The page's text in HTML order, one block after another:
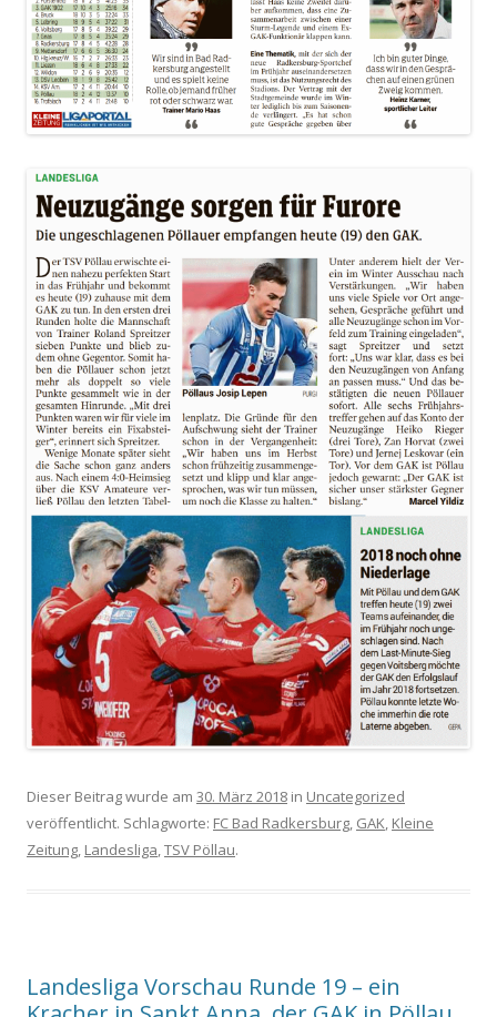
Dieser Beitrag wurde am 30. März 2018 in Uncategorized
veröffentlicht. Schlagworte: FC Bad Radkersburg, GAK, Kleine
Zeitung, Landesliga,TSV Pöllau.
Landesliga Vorschau Runde 19 – ein